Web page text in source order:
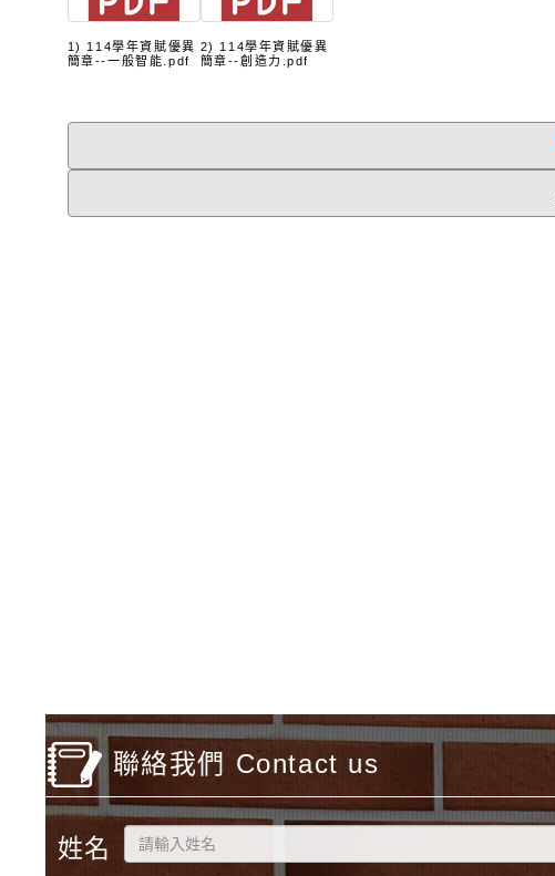
1) 114學年資賦優異
簡章--一般智能.pdf
2) 114學年資賦優異
簡章--創造力.pdf
聯絡我們 Contact us
姓名